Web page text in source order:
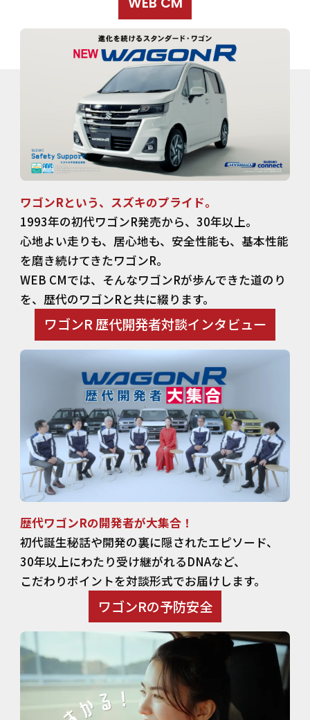
ワゴンRという、スズキのプライド。
1993年の初代ワゴンR発売から、30年以上。
心地よい走りも、居心地も、安全性能も、基本性能
を磨き続けてきたワゴンR。
WEB CMでは、そんなワゴンRが歩んできた道のり
を、歴代のワゴンRと共に綴ります。
ワゴンR 歴代開発者対談インタビュー
歴代ワゴンRの開発者が大集合！
初代誕生秘話や開発の裏に隠されたエピソード、
30年以上にわたり受け継がれるDNAなど、
こだわりポイントを対談形式でお届けします。
ワゴンRの予防安全